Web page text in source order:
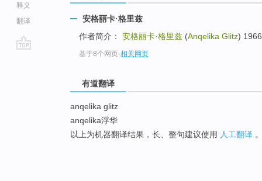
释义
翻译
安格丽卡·格里兹
作者简介： 安格丽卡·格里兹 (Anqelika Glitz)
基于8个网页-相关网页
有道翻译
anqelika glitz
anqelika浮华
以上为机器翻译结果，长、整句建议使用 人工翻译